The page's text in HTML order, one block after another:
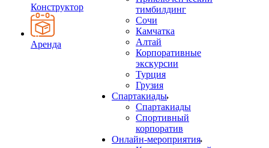
Конструктор
Аренда
тимбилдинг
Сочи
Камчатка
Алтай
Корпоративные
экскурсии
Турция
Грузия
Спартакиады
Спартакиады
Спортивный
корпоратив
Онлайн-мероприятия